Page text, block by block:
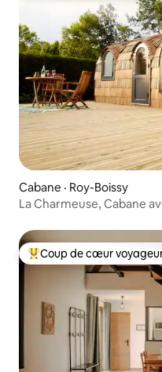
Cabane · Roy-Boissy
La Charmeuse, Cabane
Coup de cœur voyageurs
Coup de cœur